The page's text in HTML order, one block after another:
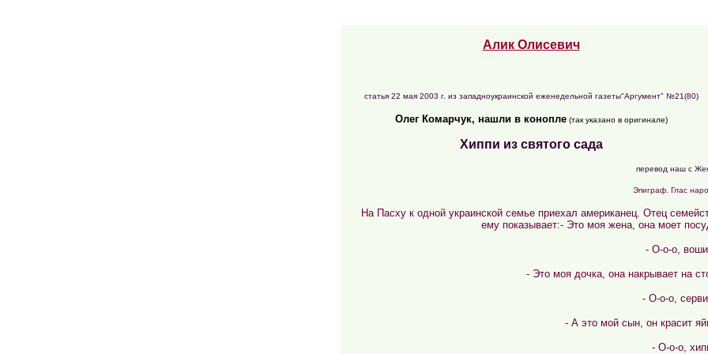
Алик Олисевич
статья 22 мая 2003 г. из западноукраинской еженедельной газеты"Аргумент" №21(80)
Олег Комарчук, нашли в конопле(так указано в оригинале)
Хиппи из святого сада
перевод наш с
Эпиграф. Глас
На Пасху к одной украинской семье приехал американец. Отец
ему показывает:- Это моя жена, она моет
- О-о-о,
- Это моя дочка, она накрывает на
- О-о-о,
- А это мой сын, он красит
- О-о-о,